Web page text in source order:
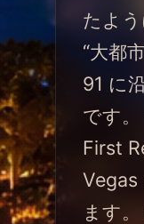
たよ
“大都
91 に
です
First
Vegas
ます